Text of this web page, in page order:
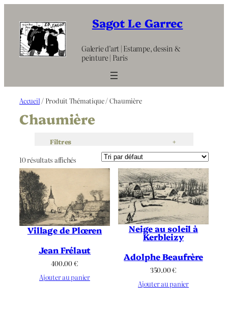
contenu
Sagot Le Garrec
Galerie d’art | Estampe, dessin &
peinture | Paris
Accueil / Produit Thématique / Chaumière
Chaumière
Filtres +
10 résultats affichés
Village de Plœren
Jean Frélaut
400.00€
Ajouter au panier
Neige au soleil à
Kerbleizy
Adolphe Beaufrère
350.00€
Ajouter au panier